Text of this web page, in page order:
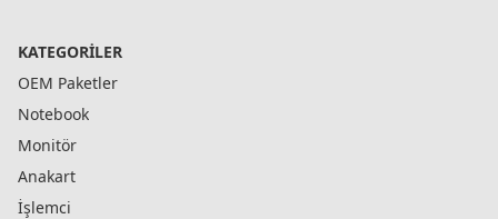
KATEGORILER
OEM Paketler
Notebook
Monitör
Anakart
İşlemci